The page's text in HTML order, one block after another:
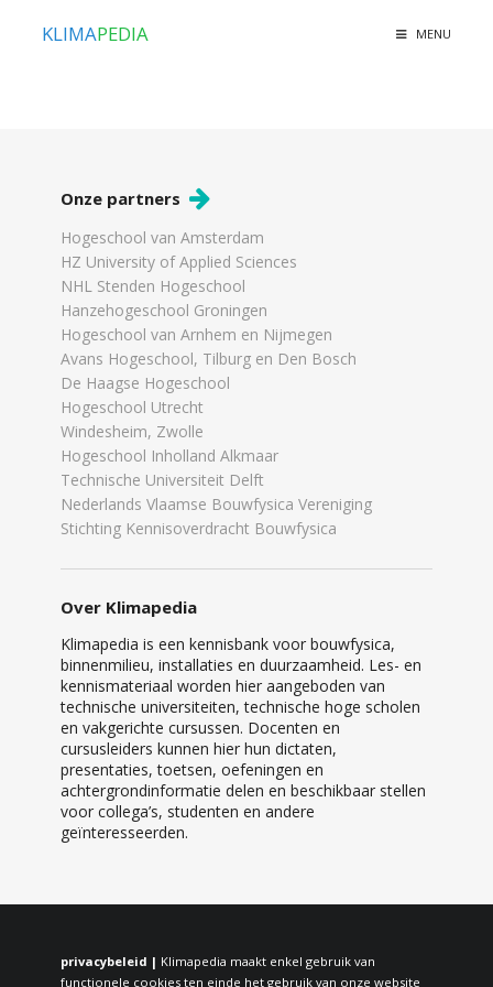
KLIMAPEDIA MENU
Onze partners
Hogeschool van Amsterdam
HZ University of Applied Sciences
NHL Stenden Hogeschool
Hanzehogeschool Groningen
Hogeschool van Arnhem en Nijmegen
Avans Hogeschool, Tilburg en Den Bosch
De Haagse Hogeschool
Hogeschool Utrecht
Windesheim, Zwolle
Hogeschool Inholland Alkmaar
Technische Universiteit Delft
Nederlands Vlaamse Bouwfysica Vereniging
Stichting Kennisoverdracht Bouwfysica
Over Klimapedia
Klimapedia is een kennisbank voor bouwfysica,
binnenmilieu, installaties en duurzaamheid. Les- en
kennismateriaal worden hier aangeboden van
technische universiteiten, technische hoge scholen
en vakgerichte cursussen. Docenten en
cursusleiders kunnen hier hun dictaten,
presentaties, toetsen, oefeningen en
achtergrondinformatie delen en beschikbaar stellen
voor collega’s, studenten en andere
geïnteresseerden.
privacybeleid | Klimapedia maakt enkel gebruik van
functionele cookies ten einde het gebruik van onze website